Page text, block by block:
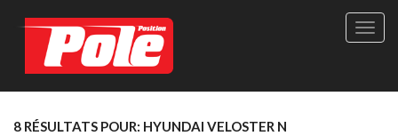
Site
8 RÉSULTATS POUR: HYUNDAI VELOSTER N